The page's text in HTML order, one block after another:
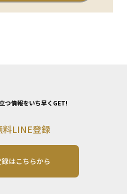
つ情報をいち早くGET!
料LINE登録
録はこちらから